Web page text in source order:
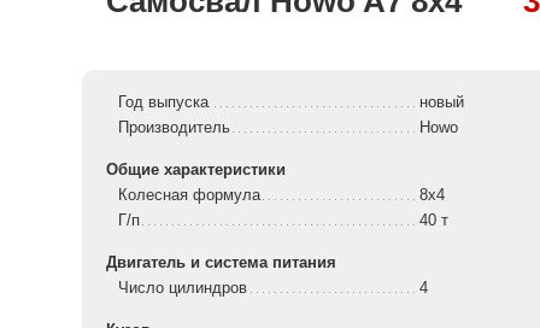
Год выпуска
новый
Производитель
Howo
Общие характеристики
Колесная формула
8x4
Г/п
40 т
Двигатель и система питания
Число цилиндров
4